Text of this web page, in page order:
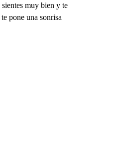
muy bien y te
pone una sonrisa